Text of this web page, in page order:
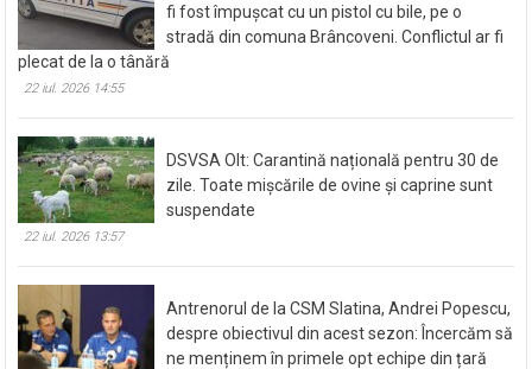
fi fost împușcat cu un pistol cu bile, pe o
stradă din comuna Brâncoveni. Conflictul ar fi
plecat de la o tânără
22 iul. 2026 14:55
DSVSA Olt: Carantină națională pentru 30 de
zile. Toate mișcările de ovine și caprine sunt
suspendate
22 iul. 2026 13:57
Antrenorul de la CSM Slatina, Andrei Popescu,
despre obiectivul din acest sezon: Încercăm să
ne menținem în primele opt echipe din țară